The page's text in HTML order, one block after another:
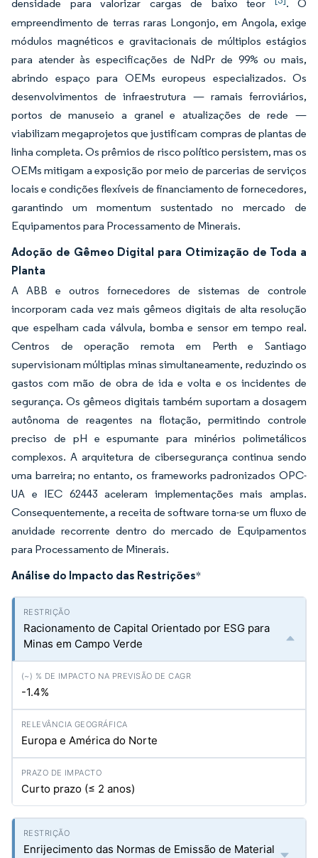
densidade para valorizar cargas de baixo teor
. O
empreendimento de terras raras Longonjo, em Angola, exige
módulos magnéticos e gravitacionais de múltiplos estágios
para atender às especificações de NdPr de 99% ou mais,
abrindo espaço para OEMs europeus especializados. Os
desenvolvimentos de infraestrutura — ramais ferroviários,
portos de manuseio a granel e atualizações de rede —
viabilizam megaprojetos que justificam compras de plantas de
linha completa. Os prêmios de risco político persistem, mas os
OEMs mitigam a exposição por meio de parcerias de serviços
locais e condições flexíveis de financiamento de fornecedores,
garantindo um momentum sustentado no mercado de
Equipamentos para Processamento de Minerais.
Adoção de Gêmeo Digital para Otimização de Toda a
Planta
A ABB e outros fornecedores de sistemas de controle
incorporam cada vez mais gêmeos digitais de alta resolução
que espelham cada válvula, bomba e sensor em tempo real.
Centros de operação remota em Perth e Santiago
supervisionam múltiplas minas simultaneamente, reduzindo os
gastos com mão de obra de ida e volta e os incidentes de
segurança. Os gêmeos digitais também suportam a dosagem
autônoma de reagentes na flotação, permitindo controle
preciso de pH e espumante para minérios polimetálicos
complexos. A arquitetura de cibersegurança continua sendo
uma barreira; no entanto, os frameworks padronizados OPC-
UA e IEC 62443 aceleram implementações mais amplas.
Consequentemente, a receita de software torna-se um fluxo de
anuidade recorrente dentro do mercado de Equipamentos
para Processamento de Minerais.
Análise do Impacto das Restrições*
Racionamento de Capital Orientado por ESG para
Minas em Campo Verde
-1.4%
Europa e América do Norte
Curto prazo (≤ 2 anos)
Enrijecimento das Normas de Emissão de Material